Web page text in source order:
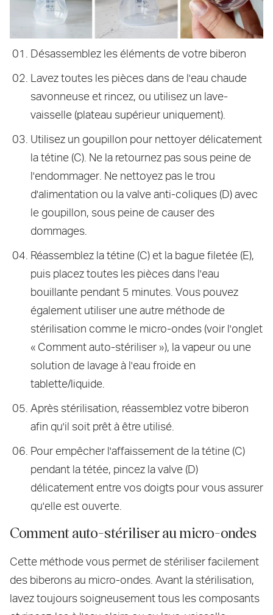
Désassemblez les éléments de votre biberon
Lavez toutes les pièces dans de l'eau chaude
savonneuse et rincez, ou utilisez un lave-
vaisselle (plateau supérieur uniquement).
Utilisez un goupillon pour nettoyer délicatement
la tétine (C). Ne la retournez pas sous peine de
l'endommager. Ne nettoyez pas le trou
d'alimentation ou la valve anti-coliques (D) avec
le goupillon, sous peine de causer des
dommages.
Réassemblez la tétine (C) et la bague filetée (E),
puis placez toutes les pièces dans l'eau
bouillante pendant 5 minutes. Vous pouvez
également utiliser une autre méthode de
stérilisation comme le micro-ondes (voir l'onglet
« Comment auto-stériliser »), la vapeur ou une
solution de lavage à l'eau froide en
tablette/liquide.
Après stérilisation, réassemblez votre biberon
afin qu'il soit prêt à être utilisé.
Pour empêcher l'affaissement de la tétine (C)
pendant la tétée, pincez la valve (D)
délicatement entre vos doigts pour vous assurer
qu'elle est ouverte.
Comment auto-stériliser au micro-ondes
Cette méthode vous permet de stériliser facilement
des biberons au micro-ondes. Avant la stérilisation,
lavez toujours soigneusement tous les composants